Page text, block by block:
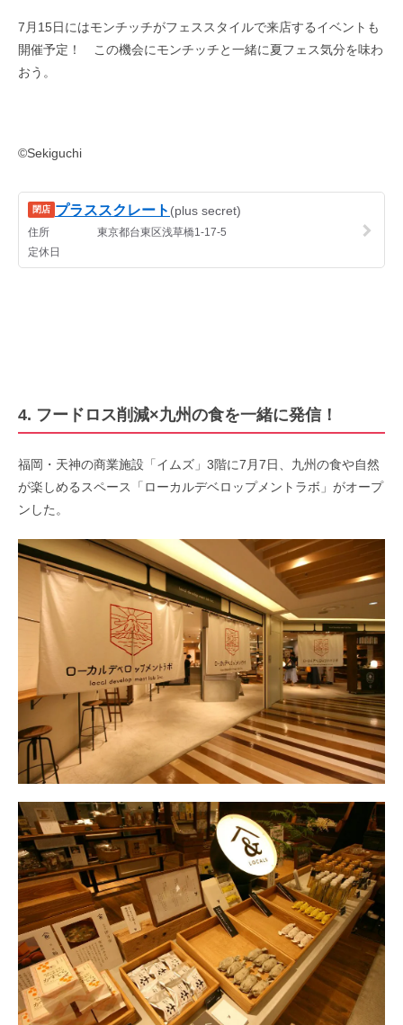
7月15日にはモンチッチがフェススタイルで来店するイベントも
開催予定！ この機会にモンチッチと一緒に夏フェス気分を味わ
おう。
©Sekiguchi
4. フードロス削減×九州の食を一緒に発信！
福岡・天神の商業施設「イムズ」3階に7月7日、九州の食や自然
が楽しめるスペース「ローカルデベロップメントラボ」がオープ
ンした。